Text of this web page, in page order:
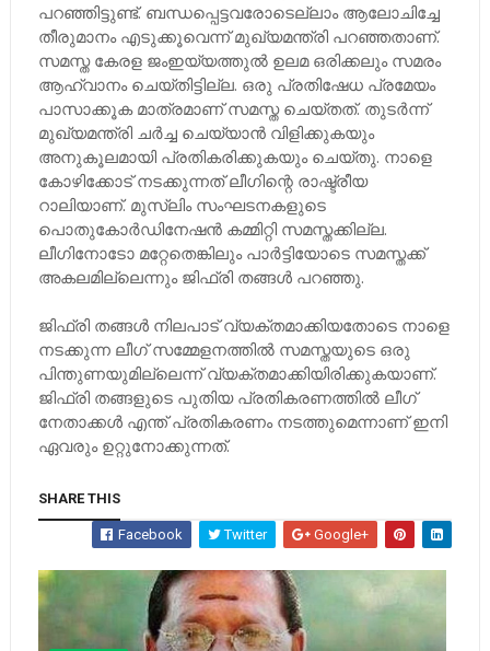
പറഞ്ഞിട്ടുണ്ട്. ബന്ധപ്പെട്ടവരോടെല്ലാം ആലോചിച്ചേ
തീരുമാനം എടുക്കൂവെന്ന് മുഖ്യമന്ത്രി പറഞ്ഞതാണ്.
സമസ്ത കേരള ജംഇയ്യത്തുല്‍ ഉലമ ഒരിക്കലും സമരം
ആഹ്വാനം ചെയ്തിട്ടില്ല. ഒരു പ്രതിഷേധ പ്രമേയം
പാസാക്കൂക മാത്രമാണ് സമസ്ത ചെയ്തത്. തുടര്‍ന്ന്
മുഖ്യമന്ത്രി ചര്‍ച്ച ചെയ്യാന്‍ വിളിക്കുകയും
അനുകൂലമായി പ്രതികരിക്കുകയും ചെയ്തു. നാളെ
കോഴിക്കോട് നടക്കുന്നത് ലീഗിന്റെ രാഷ്ട്രീയ
റാലിയാണ്. മുസ്ലിം സംഘടനകളുടെ
പൊതുകോര്‍ഡിനേഷന്‍ കമ്മിറ്റി സമസ്തക്കില്ല.
ലീഗിനോടോ മറ്റേതെങ്കിലും പാര്‍ട്ടിയോടെ സമസ്തക്ക്
അകലമില്ലെന്നും ജിഫ്രി തങ്ങള്‍ പറഞ്ഞു.
ജിഫ്രി തങ്ങള്‍ നിലപാട് വ്യക്തമാക്കിയതോടെ നാളെ
നടക്കുന്ന ലീഗ് സമ്മേളനത്തില്‍ സമസ്തയുടെ ഒരു
പിന്തുണയുമില്ലെന്ന് വ്യക്തമാക്കിയിരിക്കുകയാണ്.
ജിഫ്രി തങ്ങളുടെ പുതിയ പ്രതികരണത്തില്‍ ലീഗ്
നേതാക്കള്‍ എന്ത് പ്രതികരണം നടത്തുമെന്നാണ് ഇനി
ഏവരും ഉറ്റുനോക്കുന്നത്.
SHARE THIS
Facebook Twitter Google+